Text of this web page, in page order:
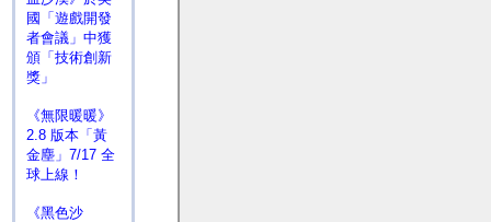
國「遊戲開發
者會議」中獲
頒「技術創新
獎」
《無限暖暖》
2.8 版本「黃
金塵」7/17 全
球上線！
《黑色沙